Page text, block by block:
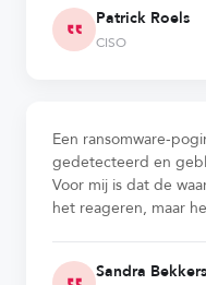
Patrick Roels
CISO
Een ransomware-
gedetecteerd en
Voor mij is dat de
het reageren, maar
Sandra Bekkers